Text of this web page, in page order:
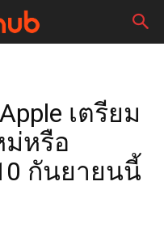
เตรียม
หรือ
กันยายนนี้